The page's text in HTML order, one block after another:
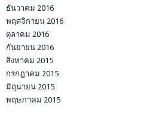
ธันวาคม 2016
พฤศจิกายน 2016
ตุลาคม 2016
กันยายน 2016
สิงหาคม 2015
กรกฎาคม 2015
มิถุนายน 2015
พฤษภาคม 2015